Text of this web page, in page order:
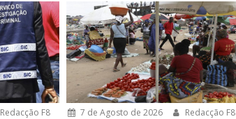
Redacção F8
7 de Agosto de 2026
Redacção F8